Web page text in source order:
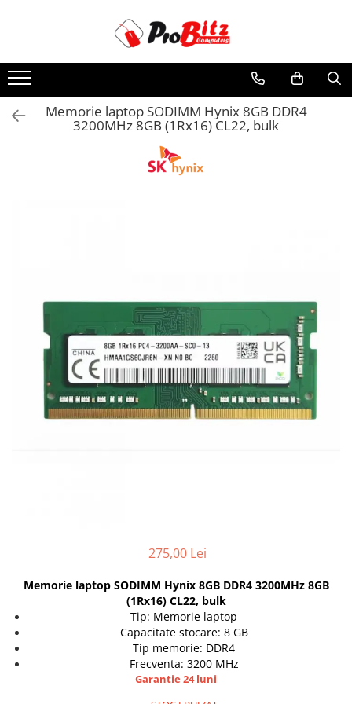
Laptopuri si accesorii
Laptopuri
Laptopuri Noi
Hard Disk-uri Refurbished
Accesorii Laptop
Docking stations
Genti Laptop
Incarcatoare laptop
Calculatoare SECOND-HAND
Calculatoare GAMING
Calculatoare REFURBISHED
Calculatoare RENEW
Calculatoare WORKSTATION
Memorie laptop SODIMM Hynix 8GB DDR4
3200MHz 8GB (1Rx16) CL22, bulk
275,00 Lei
Memorie laptop SODIMM Hynix 8GB DDR4 3200MHz 8GB
(1Rx16) CL22, bulk
Tip: Memorie laptop
Capacitate stocare: 8 GB
Tip memorie: DDR4
Frecventa: 3200 MHz
Garantie 24 luni